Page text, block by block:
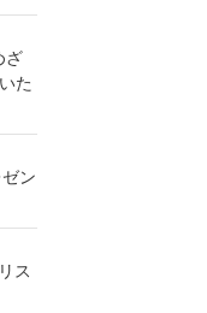
ざ
た
ン
ス